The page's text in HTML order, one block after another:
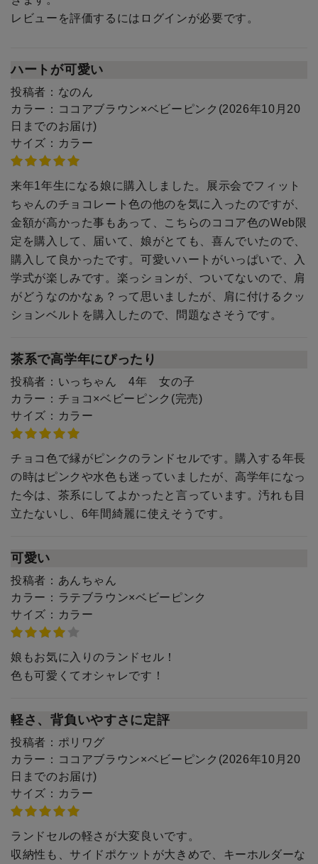
レビューを評価するには ログインが必要です。
ハートが可愛い
投稿者： なのん
カラー： ココアブラウン×ベビーピンク(2026年10月20
日までのお届け)
サイズ： カラー
来年1年生になる娘に購入しました。展示会でフィット
ちゃんのチョコレート色の他のを気に入ったのですが、
金額が高かった事もあって、こちらのココア色のWeb限
定を購入して、届いて、娘がとても、喜んでいたので、
購入して良かったです。可愛いハートがいっぱいで、入
学式が楽しみです。楽っションが、ついてないので、肩
がどうなのかなぁ？って思いましたが、肩に付けるクッ
ションベルトを購入したので、問題なさそうです。
茶系で高学年にぴったり
投稿者： いっちゃん 4年 女の子
カラー： チョコ×ベビーピンク(完売)
サイズ： カラー
チョコ色で縁がピンクのランドセルです。購入する年長
の時はピンクや水色も迷っていましたが、高学年になっ
た今は、茶系にしてよかったと言っています。汚れも目
立たないし、6年間綺麗に使えそうです。
可愛い
投稿者： あんちゃん
カラー： ラテブラウン×ベビーピンク
サイズ： カラー
娘もお気に入りのランドセル！
色も可愛くてオシャレです！
軽さ、背負いやすさに定評
投稿者： ポリワグ
カラー： ココアブラウン×ベビーピンク(2026年10月20
日までのお届け)
サイズ： カラー
ランドセルの軽さが大変良いです。
収納性も、サイドポケットが大きめで、キーホルダーな